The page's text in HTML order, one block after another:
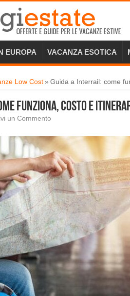
EUROPA VACANZA ESOTICA
Low Cost » Guida a Interrail: come
funziona, costo e
un Commento